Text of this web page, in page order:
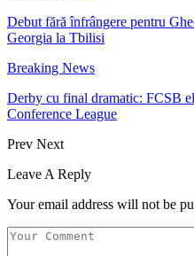
Debut fără înfrângere pentru
Georgia la Tbilisi
Breaking News
Derby cu final dramatic: FCSB
Conference League
Prev Next
Leave A Reply
Your email address will not be